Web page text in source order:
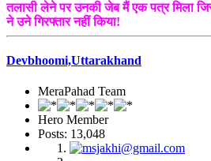
तलासी लेने पर उनकी जेब मैं एक पत्र मिला
ने उने गिरफ्तार नहीं किया!
Devbhoomi,Uttarakhand
MeraPahad Team
Hero Member
Posts: 13,048